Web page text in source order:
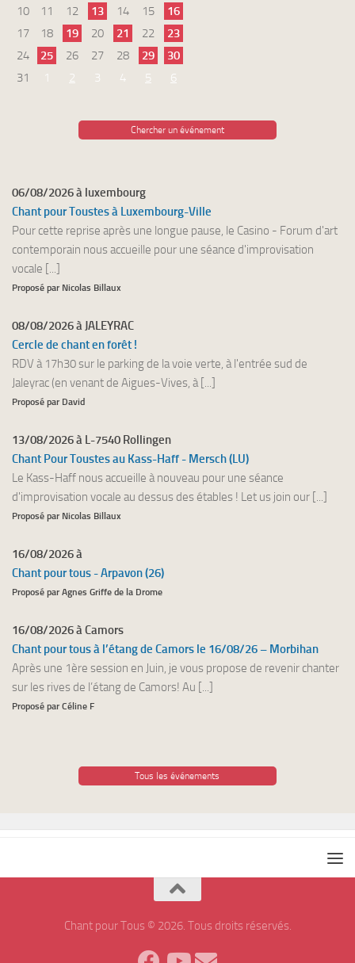
10
11 12 13 14 15
16
17
18 19 20 21 22
23
24
25 26 27 28 29
30
31
1 2 3 4 5 6
Chercher un événement
06/08/2026 à luxembourg
Chant pour Toustes à Luxembourg-Ville
Pour cette reprise après une longue pause, le Casino - Forum d'art
contemporain nous accueille pour une séance d'improvisation
vocale [...]
Proposé par Nicolas Billaux
08/08/2026 à JALEYRAC
Cercle de chant en forêt !
RDV à 17h30 sur le parking de la voie verte, à l'entrée sud de
Jaleyrac (en venant de Aigues-Vives, à [...]
Proposé par David
13/08/2026 à L-7540 Rollingen
Chant Pour Toustes au Kass-Haff - Mersch (LU)
Le Kass-Haff nous accueille à nouveau pour une séance
d'improvisation vocale au dessus des étables ! Let us join our [...]
Proposé par Nicolas Billaux
16/08/2026 à
Chant pour tous - Arpavon (26)
Proposé par Agnes Griffe de la Drome
16/08/2026 à Camors
Chant pour tous à l’étang de Camors le 16/08/26 – Morbihan
Après une 1ère session en Juin, je vous propose de revenir chanter
sur les rives de l’étang de Camors! Au [...]
Proposé par Céline F
Tous les événements
Chant pour Tous © 2026. Tous droits réservés.